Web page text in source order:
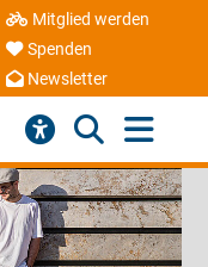
Mitglied werden
Spenden
Newsletter